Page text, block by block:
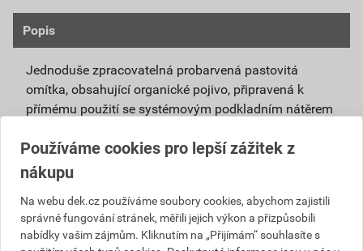
Popis
Jednoduše zpracovatelná probarvená pastovitá
omítka, obsahující organické pojivo, připravená k
přímému použití se systémovým podkladním nátěrem
Vlivem ochlazování vnějšího souvrství
zateplovacích systémů v nočních hodinách,
dochází ke kondenzaci vody na povrchu, která
vytváří živnou půdu pro růst nevzhledných řas.
Povrch omítky weberpas aquaBalance dokáže
Používáme cookies pro lepší zážitek z
nákupu
Na webu dek.cz používáme soubory cookies, abychom zajistili
správné fungování stránek, měřili jejich výkon a přizpůsobili
nabídky vašim zájmům. Kliknutím na „Přijímám“ souhlasíte s